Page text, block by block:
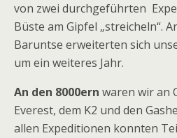
von zwei durchgeführten
Büste am Gipfel „streicheln“.
Baruntse erweiterten sich
um ein weiteres Jahr.
An den 8000ern waren wir an
Everest, dem K2 und den
allen Expeditionen konnten